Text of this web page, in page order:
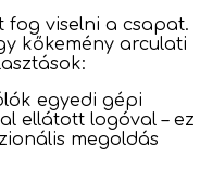
fog viselni a csapat.
kőkemény arculati
egyedi gépi
ellátott logóval – ez
megoldás